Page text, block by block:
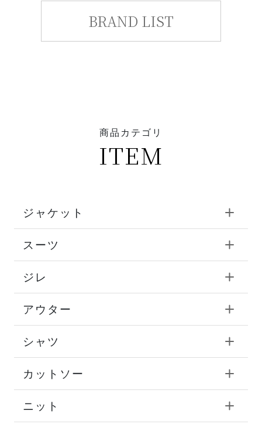
BRAND LIST
商品カテゴリ
ITEM
ジャケット
スーツ
ジレ
アウター
シャツ
カットソー
ニット